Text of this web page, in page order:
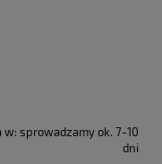
w: sprowadzamy ok. 7-10
dni